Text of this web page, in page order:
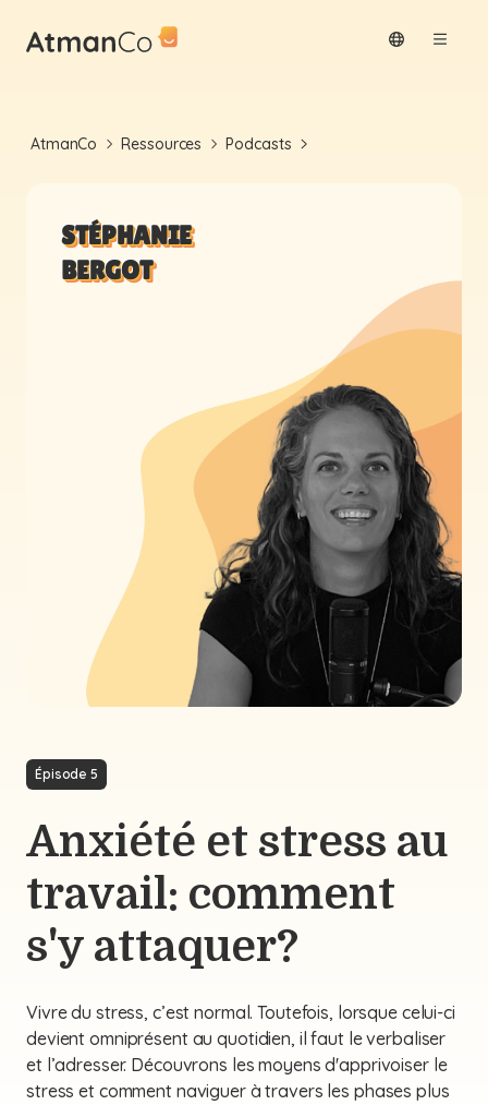
AtmanCo Ressources Podcasts
Épisode 5
Anxiété et stress au
travail: comment
s'y attaquer?
Vivre du stress, c’est normal. Toutefois, lorsque celui-ci
devient omniprésent au quotidien, il faut le verbaliser
et l’adresser. Découvrons les moyens d'apprivoiser le
stress et comment naviguer à travers les phases plus
STÉPHANIE
BERGOT